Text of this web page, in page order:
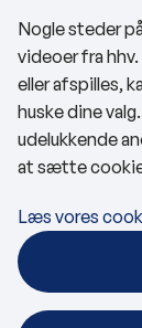
Telefon-
Cookies
Følg os
BRK på
Nogle steder
videoer fra
eller afspilles,
huske dine
udelukkende
at sætte
Læs vores